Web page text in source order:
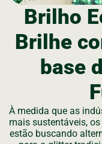
Brilho
Brilhe
base
À medida que as
mais sustentáveis,
estão buscando